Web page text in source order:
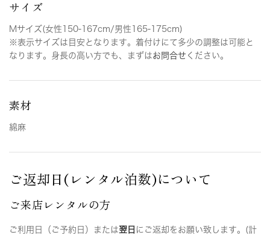
サイズ
Mサイズ(女性150-167cm/男性165-175cm)
※表示サイズは目安となります。着付けにて多少の調整は可能と
なります。身長の高い方でも、まずはお問合せ ください。
素材
綿麻
ご返却日(レンタル泊数)について
ご来店レンタルの方
ご利用日（ご予約日）または翌日 にご返却をお願い致します。(計